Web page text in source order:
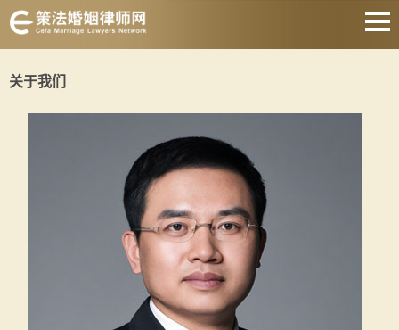
离婚财产律师
抚养权纠纷律师
涉外婚姻律师
遗产继承律师
关于我们
关于我们